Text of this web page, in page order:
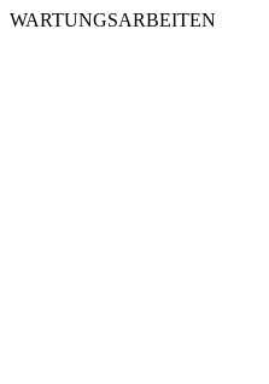
WARTUNGSARBEITEN